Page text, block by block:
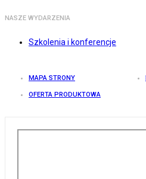
NASZE WYDARZENIA
Szkolenia i konferencje
MAPA STRONY
OFERTA PRODUKTOWA